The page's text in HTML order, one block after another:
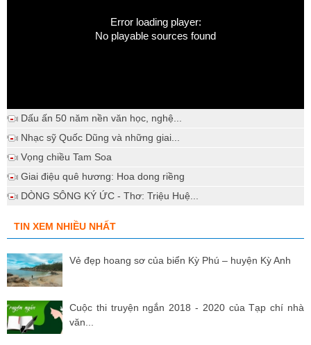
Error loading player:
No playable sources found
Dấu ấn 50 năm nền văn học, nghệ...
Nhạc sỹ Quốc Dũng và những giai...
Vọng chiều Tam Soa
Giai điệu quê hương: Hoa dong riềng
DÒNG SÔNG KÝ ỨC - Thơ: Triệu Huệ...
TIN XEM NHIỀU NHẤT
Vẻ đẹp hoang sơ của biển Kỳ Phú – huyện Kỳ Anh
Cuộc thi truyện ngắn 2018 - 2020 của Tạp chí nhà
văn...